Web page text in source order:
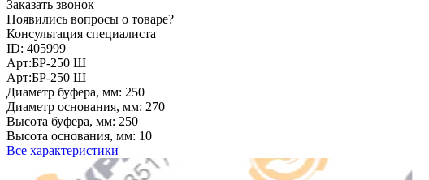
Заказать звонок
Появились вопросы о товаре?
Консультация специалиста
ID: 405999
Арт:БР-250 Ш
Арт:БР-250 Ш
Диаметр буфера, мм: 250
Диаметр основания, мм: 270
Высота буфера, мм: 250
Высота основания, мм: 10
Все характеристики